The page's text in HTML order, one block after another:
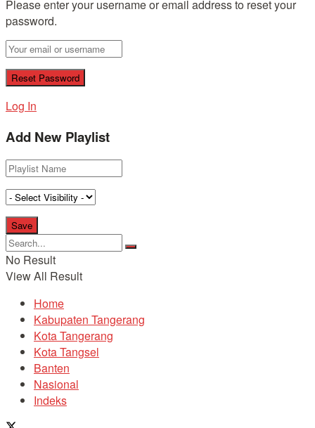
Please enter your username or email address to reset your
password.
Log In
Add New Playlist
No Result
View All Result
Home
Kabupaten Tangerang
Kota Tangerang
Kota Tangsel
Banten
Nasional
Indeks